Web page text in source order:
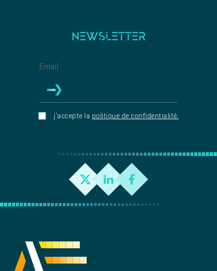
NEWSLETTER
j'accepte la politique de confidentialité.